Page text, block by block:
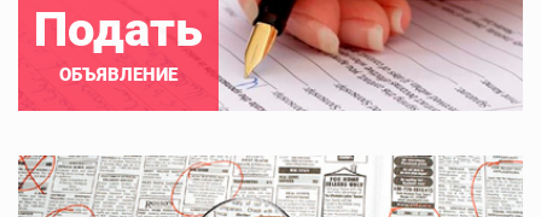
Подать
ОБЪЯВЛЕНИЕ